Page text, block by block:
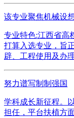
该专业聚焦机械设
专业特色:江西省高
打算入选专业，旨
辟、工程使用及办
努力谱写制制强国
学科成长新征程。
担任，平台扶植方